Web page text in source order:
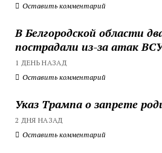
Оставить комментарий
В Белгородской области
пострадали из-за атак
1 ДЕНЬ НАЗАД
Оставить комментарий
Указ Трампа о запрете
2 ДНЯ НАЗАД
Оставить комментарий